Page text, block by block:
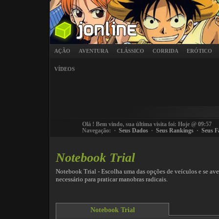
AÇÃO AVENTURA CLÁSSICO CORRIDA ERÓTICO
VÍDEOS
Olá ! Bem vindo, sua última visita foi: Hoje @ 09:57
Navegação: · Seus Dados · Seus Rankings · Seus
Notebook Trial
Notebook Trial - Escolha uma das opções de veículos e se
necessário para praticar manobras radicais.
Notebook Trial